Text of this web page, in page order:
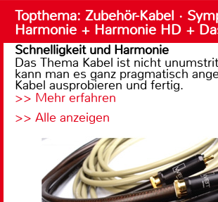
Topthema: Zubehör-Kabel ·
Harmonie + Harmonie HD +
Schnelligkeit und Harmonie
Das Thema Kabel ist nicht
kann man es ganz pragmatisch
Kabel ausprobieren und fertig.
>> Mehr erfahren
>> Alle anzeigen